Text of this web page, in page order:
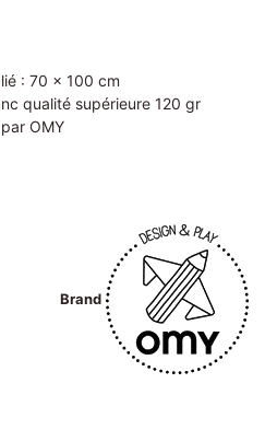
: 70 x 100 cm
qualité supérieure 120 gr
OMY
Brand